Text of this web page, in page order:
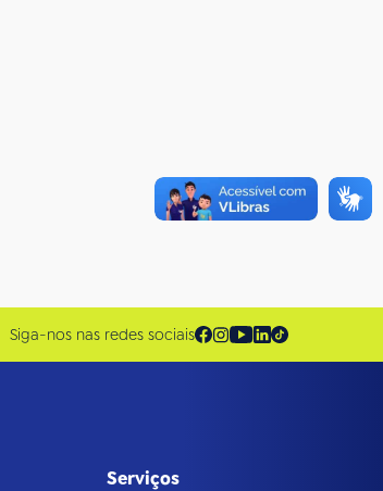
Siga-nos nas redes sociais
Serviços